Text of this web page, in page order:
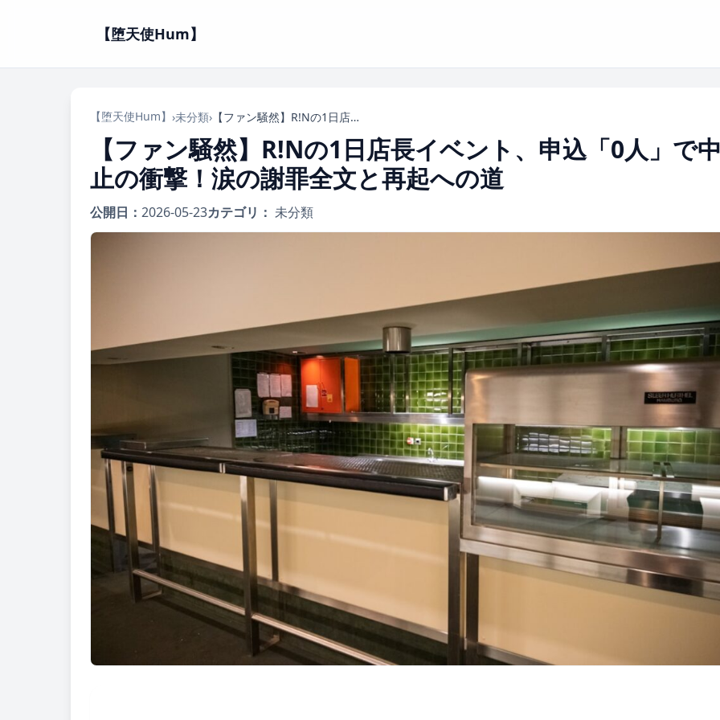
【堕天使Hum】
【堕天使Hum】 ›未分類› 【ファン騒然】R!Nの1日店長イベント、申込「0人」で中止の衝撃！涙の謝罪全文と再起への道
【ファン騒然】R!Nの1日店長イベント、申込「0人」で
止の衝撃！涙の謝罪全文と再起への道
公開日： 2026-05-23カテゴリ： 未分類